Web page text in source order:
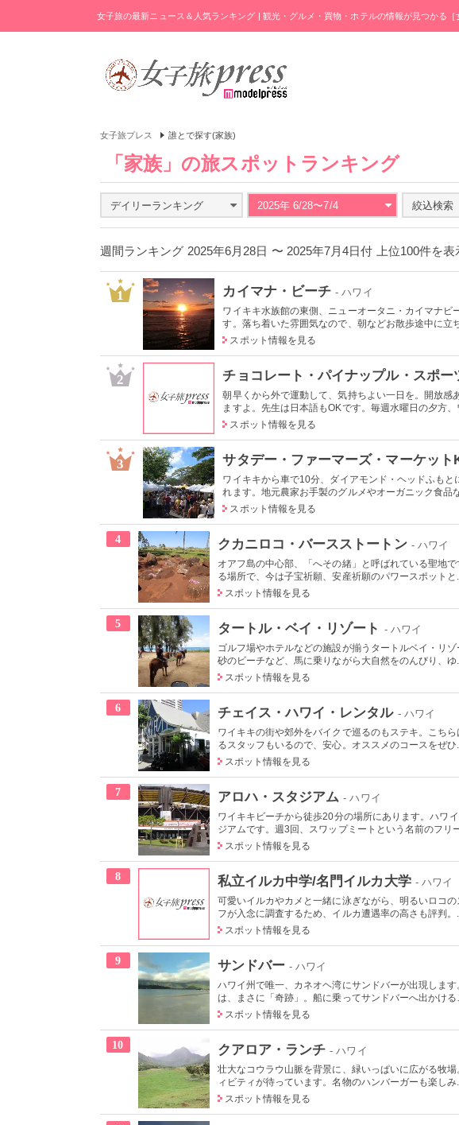
女子旅の最新ニュース＆人気ランキング | 観光・グルメ・買物・ホテルの情報が見つかる［
女子旅プレス 誰とで探す(家族)
「家族」の旅スポットランキング
デイリーランキング 2025年 6/28〜7/4 絞込検索
週間ランキング 2025年6月28日 〜 2025年7月4日付 上位100件を表
1 カイマナ・ビーチ - ハワイ
ワイキキ水族館の東側、ニューオータニ・カイマナ
す。落ち着いた雰囲気なので、朝などお散歩途中に立
スポット情報を見る
2 チョコレート・パイナップル・スポー
朝早くから外で運動して、気持ちよい一日を。開放
ますよ。先生は日本語もOKです。毎週水曜日の夕方、
スポット情報を見る
3 サタデー・ファーマーズ・マーケット
ワイキキから車で10分、ダイアモンド・ヘッドふも
れます。地元農家お手製のグルメやオーガニック食品
スポット情報を見る
4 クカニロコ・バースストートン - ハワイ
オアフ島の中心部、「へその緒」と呼ばれている聖地
る場所で、今は子宝祈願、安産祈願のパワースポットと
スポット情報を見る
5 タートル・ベイ・リゾート - ハワイ
ゴルフ場やホテルなどの施設が揃うタートルベイ・リ
砂のビーチなど、馬に乗りながら大自然をのんびり、ゆ
スポット情報を見る
6 チェイス・ハワイ・レンタル - ハワイ
ワイキキの街や郊外をバイクで巡るのもステキ。こち
るスタッフもいるので、安心。オススメのコースをぜひ
スポット情報を見る
7 アロハ・スタジアム - ハワイ
ワイキキビーチから徒歩20分の場所にあります。ハワ
ジアムです。週3回、スワップミートという名前のフリ
スポット情報を見る
8 私立イルカ中学/名門イルカ大学 - ハワイ
可愛いイルカやカメと一緒に泳ぎながら、明るいロコ
フが入念に調査するため、イルカ遭遇率の高さも評判。
スポット情報を見る
9 サンドバー - ハワイ
ハワイ州で唯一、カネオヘ湾にサンドバーが出現しま
は、まさに「奇跡」。船に乗ってサンドバーへ出かける
スポット情報を見る
10 クアロア・ランチ - ハワイ
壮大なコウラウ山脈を背景に、緑いっぱいに広がる牧
ィビティが待っています。名物のハンバーガーも楽しみ
スポット情報を見る